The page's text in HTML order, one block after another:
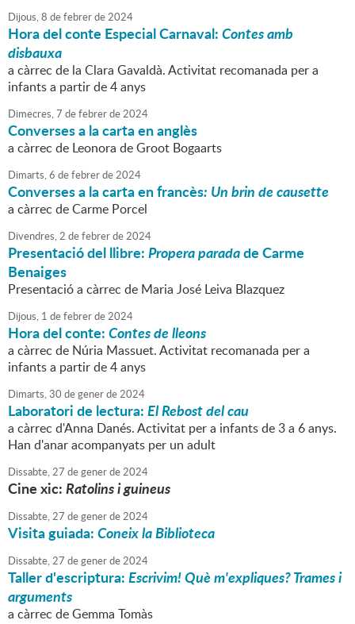
Dijous,8 defebrerde2024
Hora del conte Especial Carnaval:Contes amb
disbauxa
a càrrec de la Clara Gavaldà. Activitat recomanada per a
infants a partir de 4 anys
Dimecres,7 defebrerde2024
Converses a la carta en anglès
a càrrec de Leonora de Groot Bogaarts
Dimarts,6 defebrerde2024
Converses a la carta en francès: Un brin de causette
a càrrec de Carme Porcel
Divendres,2 defebrerde2024
Presentació del llibre:Propera paradade Carme
Benaiges
Presentació a càrrec de Maria José Leiva Blazquez
Dijous, 1 defebrerde2024
Hora del conte:Contes de lleons
a càrrec de Núria Massuet. Activitat recomanada per a
infants a partir de 4 anys
Dimarts,30 degenerde2024
Laboratori de lectura:El Rebost del cau
a càrrec d'Anna Danés. Activitat per a infants de 3 a 6 anys.
Han d'anar acompanyats per un adult
Dissabte,27 degenerde2024
Cine xic:Ratolins i guineus
Dissabte,27 degenerde2024
Visita guiada:Coneix la Biblioteca
Dissabte,27 degenerde2024
Taller d'escriptura:Escrivim! Què m'expliques? Trames i
arguments
a càrrec de Gemma Tomàs